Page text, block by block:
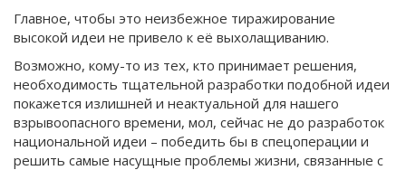
Главное, чтобы это неизбежное тиражирование
высокой идеи не привело к её выхолащиванию.
Возможно, кому-то из тех, кто принимает решения,
необходимость тщательной разработки подобной идеи
покажется излишней и неактуальной для нашего
взрывоопасного времени, мол, сейчас не до разработок
национальной идеи – победить бы в спецоперации и
решить самые насущные проблемы жизни, связанные с